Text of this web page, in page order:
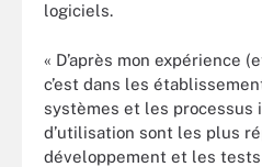
logiciels.
« D’après mon expérience
c’est dans les
systèmes et les processus
d’utilisation sont les plus
développement et les